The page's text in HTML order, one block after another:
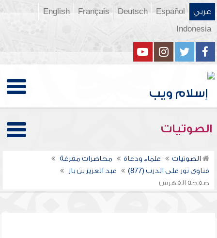
عربي Español
Deutsch
Français
English
Indonesia
الصوتيات
الصوتيات علماء ودعاة
محاضرات مفرغة
فتاوى نور على الدرب (877)
عبد العزيز بن باز
صفحة الفهرس